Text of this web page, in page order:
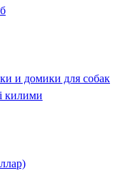
и домики для собак
килими